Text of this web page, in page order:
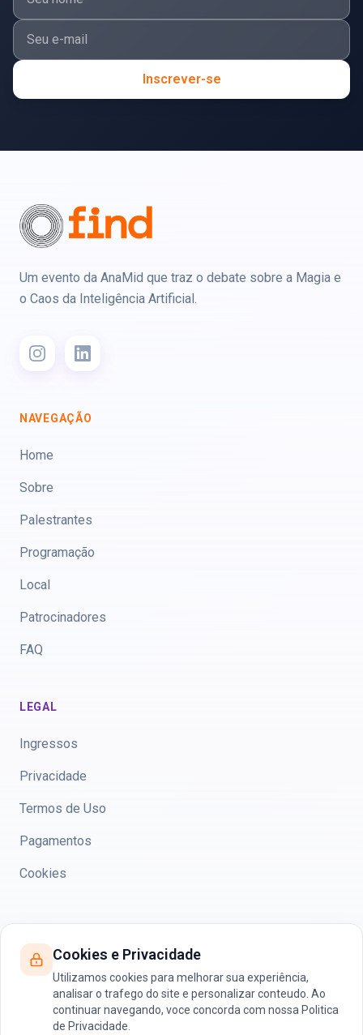
Inscrever-se
Um evento da AnaMid que traz o debate sobre a Magia e
o Caos da Inteligência Artificial.
NAVEGAÇÃO
Home
Sobre
Palestrantes
Programação
Local
Patrocinadores
FAQ
LEGAL
Ingressos
Privacidade
Termos de Uso
Pagamentos
Cookies
anamid@anamid.com.br
WhatsApp
Cookies e Privacidade
Utilizamos cookies para melhorar sua experiência,
analisar o trafego do site e personalizar conteudo. Ao
continuar navegando, voce concorda com nossa Politica
de Privacidade.